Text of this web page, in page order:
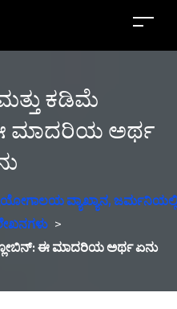
ಕಡಿಮೆ
ಮಾದರಿಯ ಅರ್ಥ
ವ್ಯಾಖ್ಯಾನ,
>
ಈ ಮಾದರಿಯ ಅರ್ಥ ಏನು